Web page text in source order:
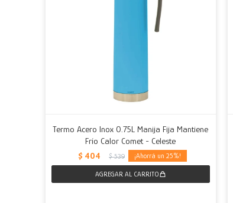
Termo Acero Inox 0.75L Manija Fija Mantiene
Frío Calor Comet - Celeste
$ 404 $ 539 25